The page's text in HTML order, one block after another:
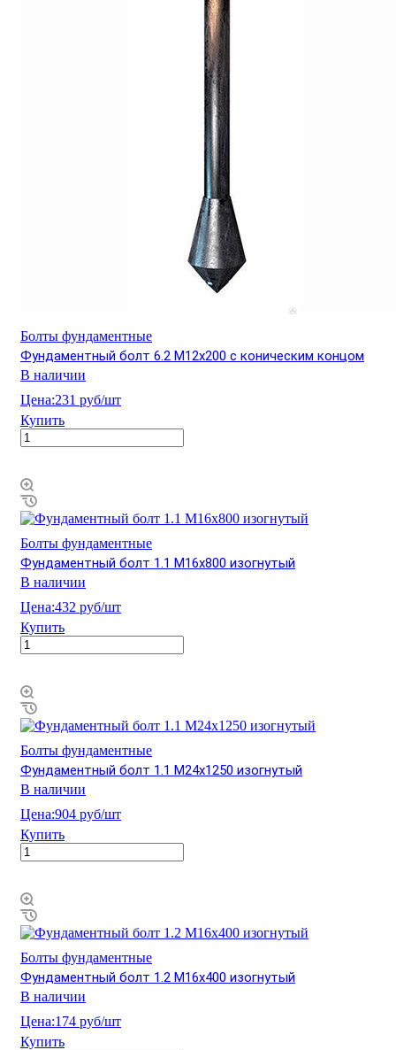
Болты фундаментные
Фундаментный болт 6.2 М12х200 с коническим концом
В наличии
Цена:231 руб/шт
Купить
Болты фундаментные
Фундаментный болт 1.1 М16х800 изогнутый
В наличии
Цена:432 руб/шт
Купить
Болты фундаментные
Фундаментный болт 1.1 М24х1250 изогнутый
В наличии
Цена:904 руб/шт
Купить
Болты фундаментные
Фундаментный болт 1.2 М16х400 изогнутый
В наличии
Цена:174 руб/шт
Купить